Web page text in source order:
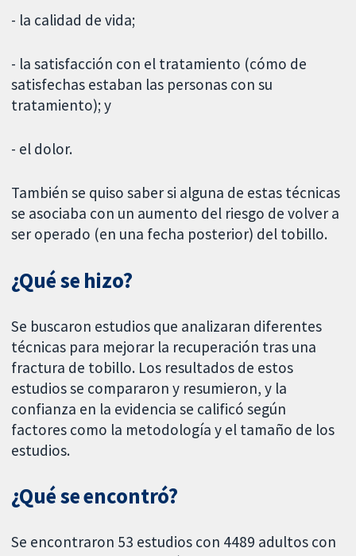
- la calidad de vida;
- la satisfacción con el tratamiento (cómo de
satisfechas estaban las personas con su
tratamiento); y
- el dolor.
También se quiso saber si alguna de estas técnicas
se asociaba con un aumento del riesgo de volver a
ser operado (en una fecha posterior) del tobillo.
¿Qué se hizo?
Se buscaron estudios que analizaran diferentes
técnicas para mejorar la recuperación tras una
fractura de tobillo. Los resultados de estos
estudios se compararon y resumieron, y la
confianza en la evidencia se calificó según
factores como la metodología y el tamaño de los
estudios.
¿Qué se encontró?
Se encontraron 53 estudios con 4489 adultos con